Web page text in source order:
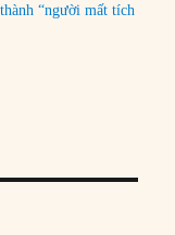
“người mất tích